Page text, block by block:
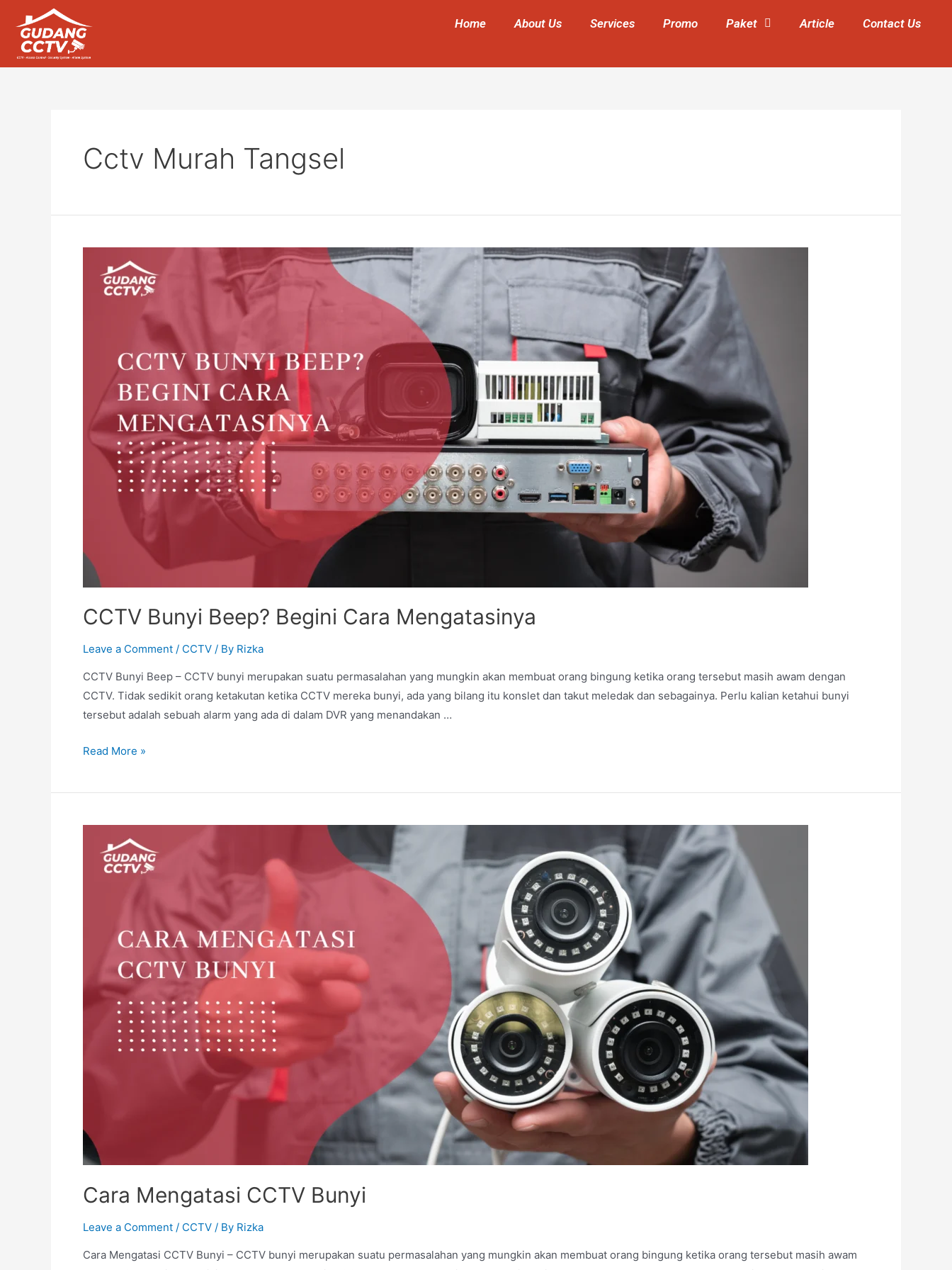
Home About Us Services Promo Paket Article Contact Us
Cctv Murah Tangsel
CCTV Bunyi Beep? Begini Cara Mengatasinya
Leave a Comment / CCTV / By Rizka
CCTV Bunyi Beep – CCTV bunyi merupakan suatu permasalahan yang mungkin akan membuat orang bingung ketika orang tersebut masih awam dengan
CCTV. Tidak sedikit orang ketakutan ketika CCTV mereka bunyi, ada yang bilang itu konslet dan takut meledak dan sebagainya. Perlu kalian ketahui bunyi
tersebut adalah sebuah alarm yang ada di dalam DVR yang menandakan …
Read More »
Cara Mengatasi CCTV Bunyi
Leave a Comment / CCTV / By Rizka
Cara Mengatasi CCTV Bunyi – CCTV bunyi merupakan suatu permasalahan yang mungkin akan membuat orang bingung ketika orang tersebut masih awam